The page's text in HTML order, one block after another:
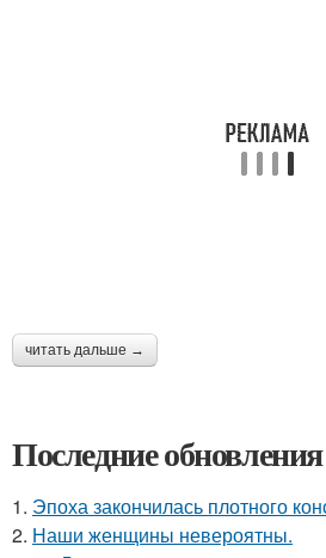
читать дальше →
Последние
1. Эпоха закончилась плотного
2. Наши женщины невероятны.